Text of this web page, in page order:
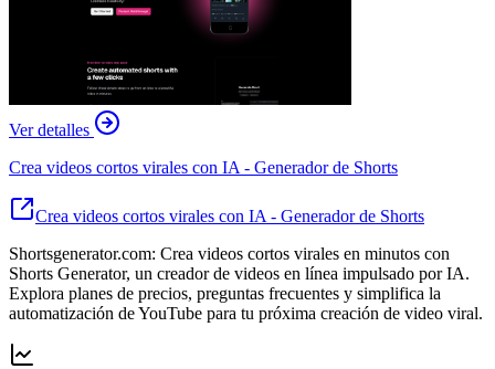
Ver detalles
Crea videos cortos virales con IA - Generador de Shorts
Crea videos cortos virales con IA - Generador de Shorts
Shortsgenerator.com: Crea videos cortos virales en minutos con
Shorts Generator, un creador de videos en línea impulsado por IA.
Explora planes de precios, preguntas frecuentes y simplifica la
automatización de YouTube para tu próxima creación de video viral.